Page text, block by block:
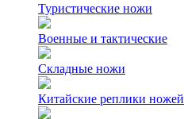
Туристические ножи
Военные и тактические
Складные ножи
Китайские реплики ножей